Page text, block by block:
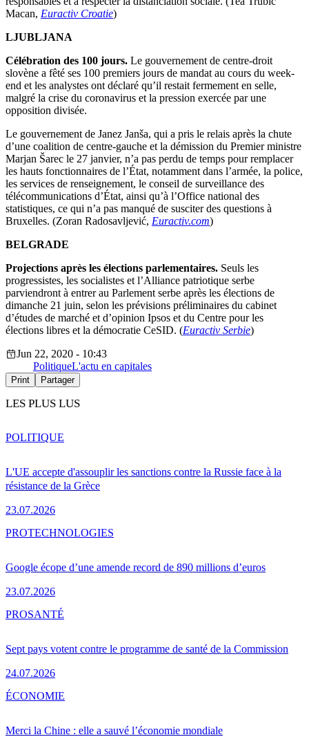
Macan, Euractiv Croatie)
LJUBLJANA
Célébration des 100 jours. Le gouvernement de centre-droit
slovène a fêté ses 100 premiers jours de mandat au cours du week-
end et les analystes ont déclaré qu’il restait fermement en selle,
malgré la crise du coronavirus et la pression exercée par une
opposition divisée.
Le gouvernement de Janez Janša, qui a pris le relais après la chute
d’une coalition de centre-gauche et la démission du Premier ministre
Marjan Šarec le 27 janvier, n’a pas perdu de temps pour remplacer
les hauts fonctionnaires de l’État, notamment dans l’armée, la police,
les services de renseignement, le conseil de surveillance des
télécommunications d’État, ainsi qu’à l’Office national des
statistiques, ce qui n’a pas manqué de susciter des questions à
Bruxelles. (Zoran Radosavljević, Euractiv.com)
BELGRADE
Projections après les élections parlementaires. Seuls les
progressistes, les socialistes et l’Alliance patriotique serbe
parviendront à entrer au Parlement serbe après les élections de
dimanche 21 juin, selon les prévisions préliminaires du cabinet
d’études de marché et d’opinion Ipsos et du Centre pour les
élections libres et la démocratie CeSID. (Euractiv Serbie)
Jun 22, 2020 - 10:43
PolitiqueL'actu en capitales
Print Partager
LES PLUS LUS
L'UE accepte d'assouplir les sanctions contre la Russie face à la
résistance de la Grèce
23.07.2026
POLITIQUE
Google écope d’une amende record de 890 millions d’euros
23.07.2026
PROTECHNOLOGIES
Sept pays votent contre le programme de santé de la Commission
24.07.2026
PROSANTÉ
Merci la Chine : elle a sauvé l’économie mondiale
ÉCONOMIE